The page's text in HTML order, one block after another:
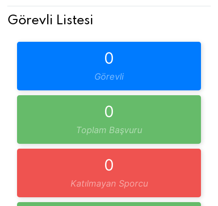
Görevli Listesi
0
Görevli
0
Toplam Başvuru
0
Katılmayan Sporcu